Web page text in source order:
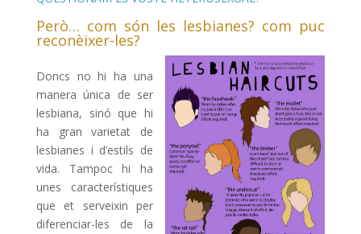
Però… com són les lesbianes? com puc
reconèixer-les?
Doncs no hi ha una
manera única de ser
lesbiana, sinó que hi
ha gran varietat de
lesbianes i d’estils de
vida. Tampoc hi ha
unes característiques
que et serveixin per
diferenciar-les de la